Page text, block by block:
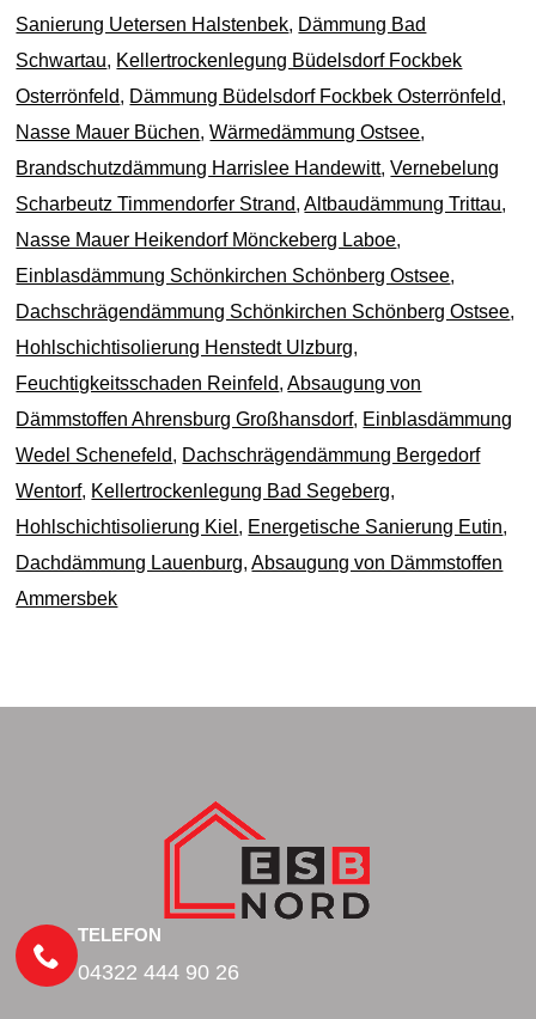
Sanierung Uetersen Halstenbek, Dämmung Bad
Schwartau, Kellertrockenlegung Büdelsdorf Fockbek
Osterrönfeld, Dämmung Büdelsdorf Fockbek Osterrönfeld,
Nasse Mauer Büchen,Wärmedämmung Ostsee,
Brandschutzdämmung Harrislee Handewitt,Vernebelung
Scharbeutz Timmendorfer Strand,Altbaudämmung Trittau,
Nasse Mauer Heikendorf Mönckeberg Laboe,
Einblasdämmung Schönkirchen Schönberg Ostsee,
Dachschrägendämmung Schönkirchen Schönberg Ostsee,
Hohlschichtisolierung Henstedt Ulzburg,
Feuchtigkeitsschaden Reinfeld,Absaugung von
Dämmstoffen Ahrensburg Großhansdorf, Einblasdämmung
Wedel Schenefeld, Dachschrägendämmung Bergedorf
Wentorf, Kellertrockenlegung Bad Segeberg,
Hohlschichtisolierung Kiel , Energetische Sanierung Eutin,
Dachdämmung Lauenburg,Absaugung von Dämmstoffen
Ammersbek
TELEFON
04322 444 90 26